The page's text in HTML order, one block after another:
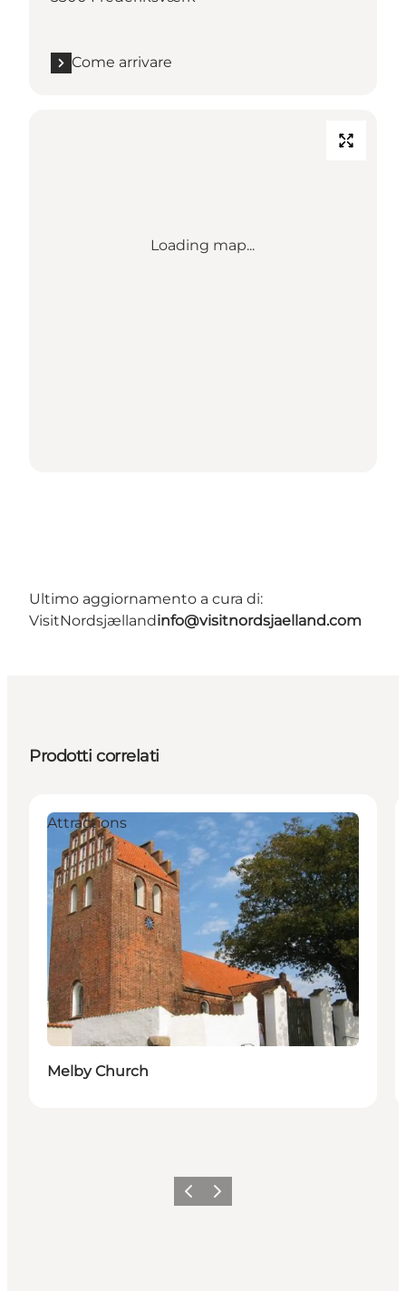
Come arrivare
Loading map...
Ultimo aggiornamento a cura di:
VisitNordsjællandinfo@visitnordsjaelland.com
Prodotti correlati
Attractions
Melby Church
Precedente
Avanti